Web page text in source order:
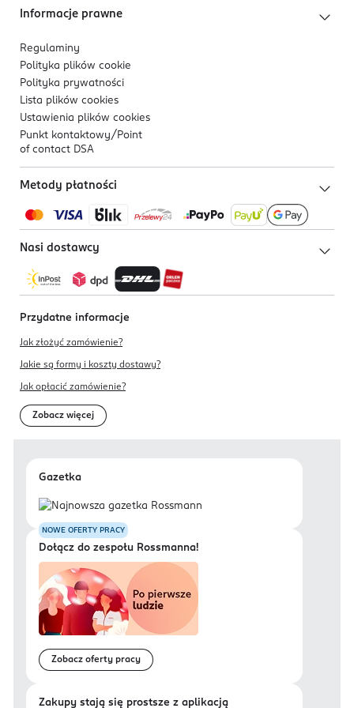
Informacje prawne
Regulaminy
Polityka plików cookie
Polityka prywatności
Lista plików cookies
Ustawienia plików cookies
Punkt kontaktowy/ Point
of contact DSA
Metody płatności
Nasi dostawcy
Przydatne informacje
Jak złożyć zamówienie?
Jakie są formy i koszty dostawy?
Jak opłacić zamówienie?
Zobacz więcej
Gazetka
NOWE OFERTY PRACY
Dołącz do zespołu Rossmanna!
Zobacz oferty pracy
Zakupy stają się prostsze z aplikacją